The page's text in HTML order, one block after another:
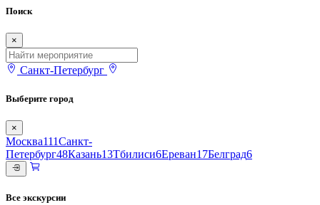
Поиск
×
Санкт-Петербург
Выберите город
×
Москва111Санкт-
Петербург48Казань13Тбилиси6Ереван17Белград6
Все экскурсии